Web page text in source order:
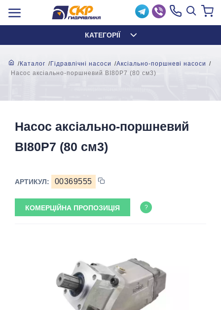
КАТЕГОРІЇ
Каталог Гідравлічні насоси
Аксіально-поршневі насоси
Насос аксіально-поршневий BI80P7 (80 см3)
Насос аксіально-поршневий
BI80P7 (80 см3)
АРТИКУЛ: 00369555
КОМЕРЦІЙНА ПРОПОЗИЦІЯ ?